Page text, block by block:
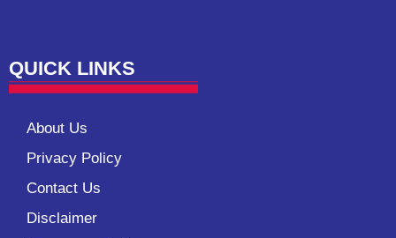
QUICK LINKS
About Us
Privacy Policy
Contact Us
Disclaimer